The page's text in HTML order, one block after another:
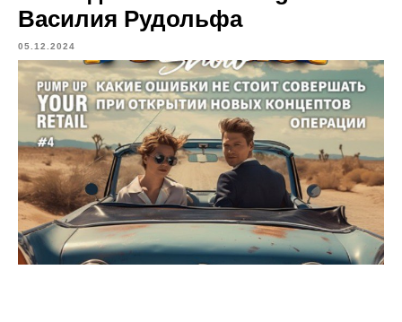
Василия Рудольфа
05.12.2024